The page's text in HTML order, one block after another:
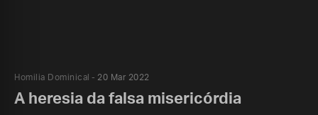
Homilia Dominical 20 Mar 2022
A heresia da falsa misericórdia